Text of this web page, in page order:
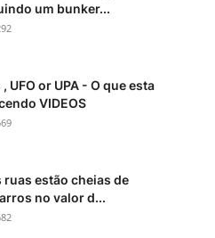
um bunker...
UFO or UPA - O que esta
VIDEOS
ruas estão cheias de
no valor d...